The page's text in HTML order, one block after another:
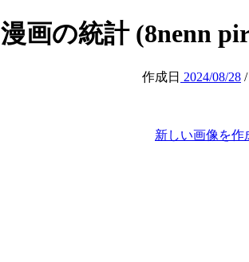
漫画の統計 (8nenn
作成日 2024/08/28
新しい画像を作